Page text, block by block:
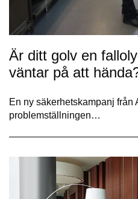
Är ditt golv en
väntar på att
En ny säkerhetskampanj från
problemställningen…